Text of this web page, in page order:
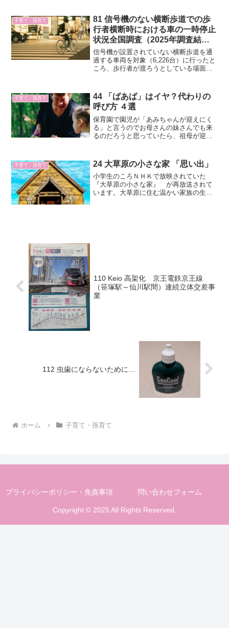
で月が追いかけてくると思ったことを覚
えています。
子育て・孫育て
81 信号機のない横断歩道での歩
行者横断時における車の一時停止
状況全国調査（2025年調査結
果、ＪＡＦ）
信号機が設置されていない横断歩道を通
過する車両を対象（6,226台）に行ったと
ころ、歩行者が渡ろうとしている場面で
子育て・孫育て
44 「ばあば」はイヤ？代わりの
呼び方 ４選
保育園で園児が「あみちゃんが迎えにく
る」と言うのでお母さんの妹さんでも来
るのだろうと思っていたら、祖母が迎え
ない方もいらっしゃいますよね。ママと
呼ばせたのでは？ところで...
子育て・孫育て 24 大草原の小さな家 「思い出」
小学生のころＮＨＫで放映されていた
『大草原の小さな家』 が再放送されて
います。大草原に住む温かい家族の生き
110 Keio 高架化 京王電鉄京王線
（笹塚駅～仙川駅間）連続立体交差事
業
112 虫歯にならないために…
ホーム 子育て・孫育て
プライバシーポリシー・免責事項 問い合わせフォーム
Copyright © 2025 All Rights Reserved.